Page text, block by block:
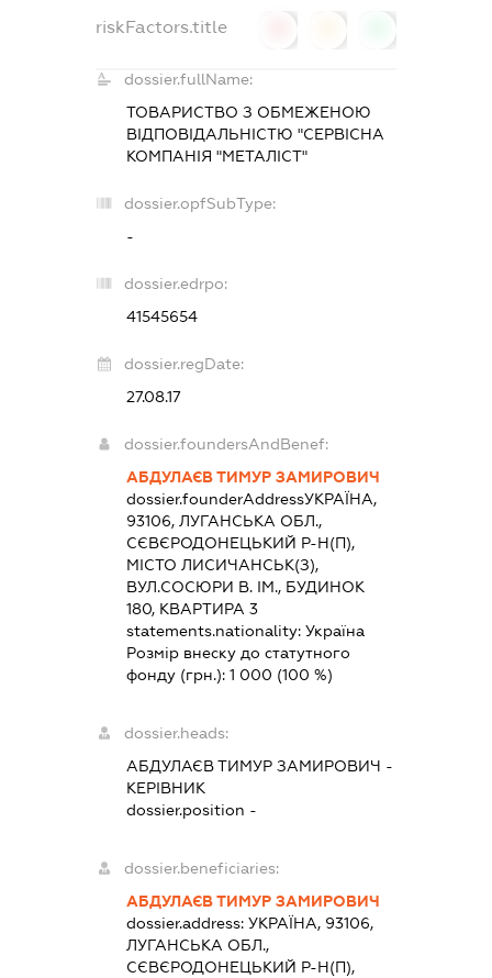
riskFactors.title
dossier.fullName:
ТОВАРИСТВО З ОБМЕЖЕНОЮ
ВІДПОВІДАЛЬНІСТЮ "СЕРВІСНА
КОМПАНІЯ "МЕТАЛІСТ"
dossier.opfSubType:
-
dossier.edrpo:
41545654
dossier.regDate:
27.08.17
dossier.foundersAndBenef:
АБДУЛАЄВ ТИМУР ЗАМИРОВИЧ
dossier.founderAddressУКРАЇНА,
93106, ЛУГАНСЬКА ОБЛ.,
СЄВЄРОДОНЕЦЬКИЙ Р-Н(П),
МІСТО ЛИСИЧАНСЬК(З),
ВУЛ.СОСЮРИ В. ІМ., БУДИНОК
180, КВАРТИРА 3
statements.nationality: Україна
Розмір внеску до статутного
фонду (грн.): 1 000 (100 %)
dossier.heads:
АБДУЛАЄВ ТИМУР ЗАМИРОВИЧ -
КЕРІВНИК
dossier.position -
dossier.beneficiaries:
АБДУЛАЄВ ТИМУР ЗАМИРОВИЧ
dossier.address: УКРАЇНА, 93106,
ЛУГАНСЬКА ОБЛ.,
СЄВЄРОДОНЕЦЬКИЙ Р-Н(П),